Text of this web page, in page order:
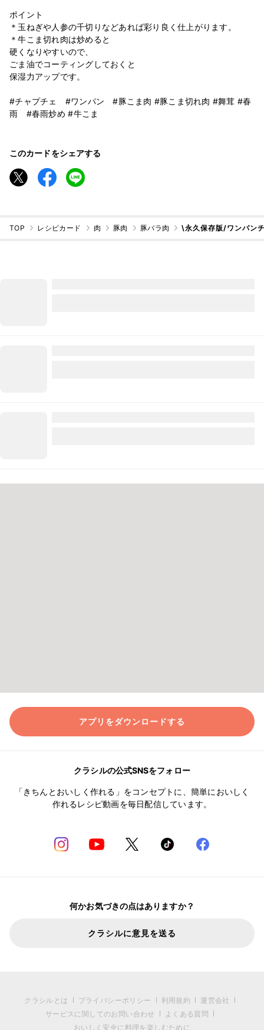
ポイント ⁣
＊玉ねぎや人参の千切りなどあれば彩り良く仕上がります。 ⁣
＊牛こま切れ肉は炒めると⁣
硬くなりやすいので、⁣
ごま油でコーティングしておくと⁣
保湿力アップです。
#チャプチェ #ワンパン #豚こま肉 #豚こま切れ肉 #舞茸 #春
雨 #春雨炒め⁣ #牛こま
このカードをシェアする
TOP レシピカード 肉 豚肉 豚バラ肉 \永久保存版/ワンパン
アプリをダウンロードする
クラシルの公式SNSをフォロー
「きちんとおいしく作れる」をコンセプトに、簡単においしく
作れるレシピ動画を毎日配信しています。
何かお気づきの点はありますか？
クラシルに意見を送る
クラシルとは プライバシーポリシー 利用規約
運営会社
サービスに関してのお問い合わせ
よくある質問
おいしく安全に料理を楽しむために